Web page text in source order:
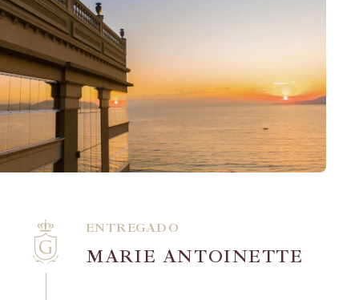
dúplex y tipo se adapta perfectamente a su
ENTREGADO
MARIE ANTOINETTE